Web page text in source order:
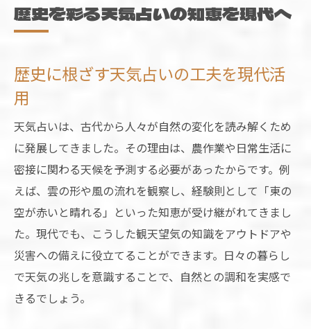
歴史を彩る天気占いの知恵を現代へ
歴史に根ざす天気占いの工夫を現代活
用
天気占いは、古代から人々が自然の変化を読み解くため
に発展してきました。その理由は、農作業や日常生活に
密接に関わる天候を予測する必要があったからです。例
えば、雲の形や風の流れを観察し、経験則として「東の
空が赤いと晴れる」といった知恵が受け継がれてきまし
た。現代でも、こうした観天望気の知識をアウトドアや
災害への備えに役立てることができます。日々の暮らし
で天気の兆しを意識することで、自然との調和を実感で
きるでしょう。